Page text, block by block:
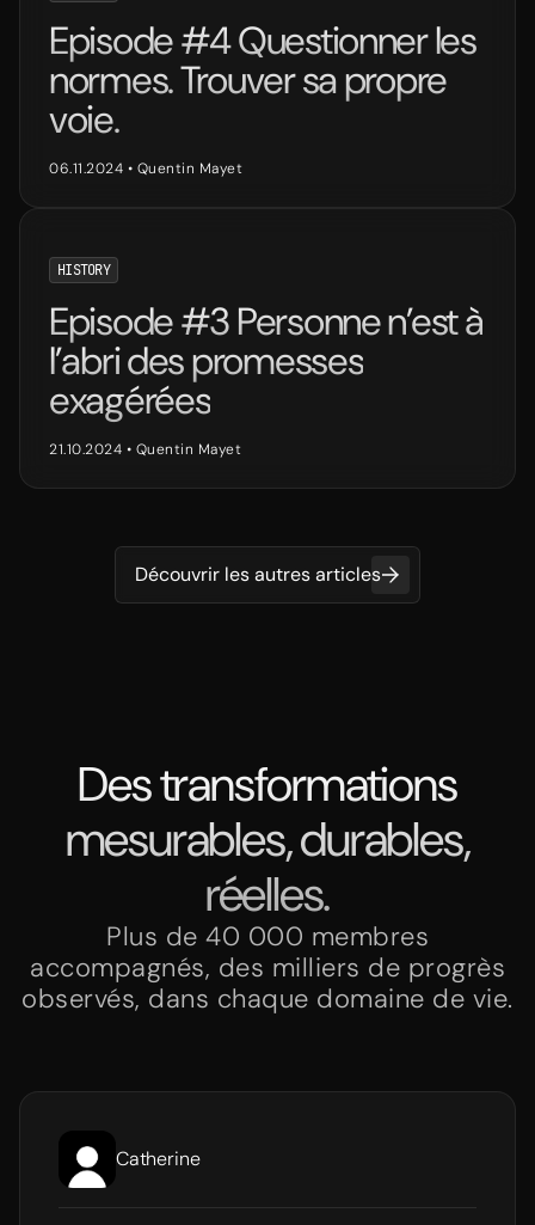
Episode #4 Questionner les
normes. Trouver sa propre
voie.
06.11.2024 • Quentin Mayet
HISTORY
Episode #3 Personne n’est à
l’abri des promesses
exagérées
21.10.2024 • Quentin Mayet
Découvrir les autres articles
Des transformations
mesurables, durables,
réelles.
Plus de 40 000 membres
accompagnés, des milliers de progrès
observés, dans chaque domaine de vie.
Catherine